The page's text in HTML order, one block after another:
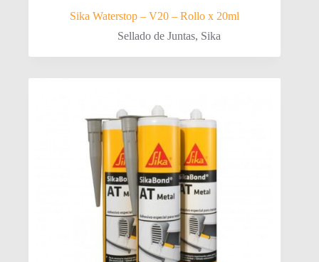
Sika Waterstop – V20 – Rollo x 20ml
Sellado de Juntas, Sika